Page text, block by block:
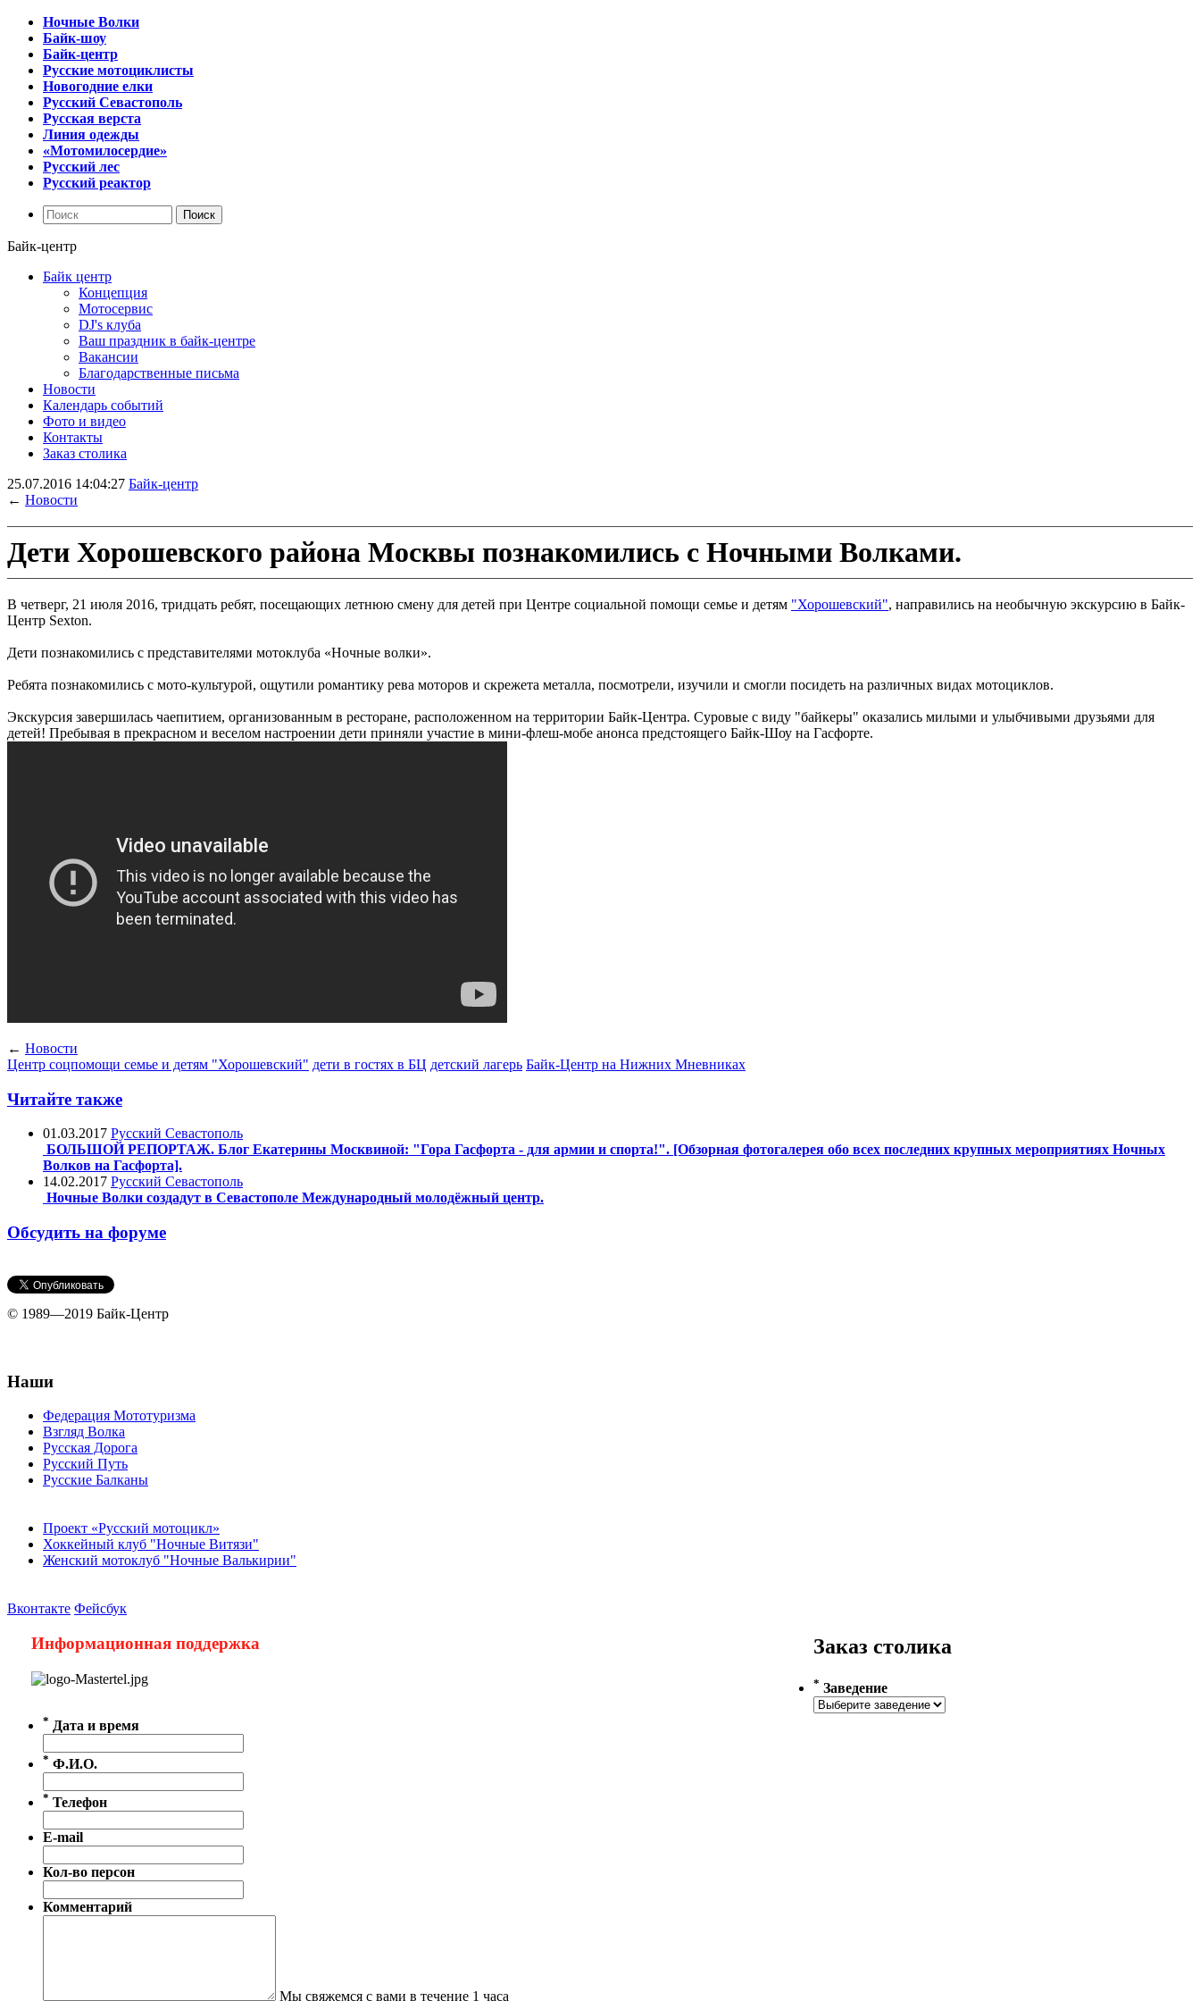
Ночные Волки
Байк-шоу
Байк-центр
Русские мотоциклисты
Новогодние елки
Русский Севастополь
Русская верста
Линия одежды
«Мотомилосердие»
Русский лес
Русский реактор
Байк-центр
Байк центр
Концепция
Мотосервис
DJ's клуба
Ваш праздник в байк-центре
Вакансии
Благодарственные письма
Новости
Календарь событий
Фото и видео
Контакты
Заказ столика
25.07.2016 14:04:27 Байк-центр
← Новости
Дети Хорошевского района Москвы познакомились с Ночными Волками.
В четверг, 21 июля 2016, тридцать ребят, посещающих летнюю смену для детей при Центре социальной помощи семье и детям "Хорошевский", направились на необычную экскурсию в Байк-
Центр Sexton.
Дети познакомились с представителями мотоклуба «Ночные волки».
Ребята познакомились с мото-культурой, ощутили романтику рева моторов и скрежета металла, посмотрели, изучили и смогли посидеть на различных видах мотоциклов.
Экскурсия завершилась чаепитием, организованным в ресторане, расположенном на территории Байк-Центра. Суровые с виду "байкеры" оказались милыми и улыбчивыми друзьями для
детей! Пребывая в прекрасном и веселом настроении дети приняли участие в мини-флеш-мобе анонса предстоящего Байк-Шоу на Гасфорте.
← Новости
Центр соцпомощи семье и детям "Хорошевский" дети в гостях в БЦ детский лагерь Байк-Центр на Нижних Мневниках
Читайте также
01.03.2017 Русский Севастополь
БОЛЬШОЙ РЕПОРТАЖ. Блог Екатерины Москвиной: "Гора Гасфорта - для армии и спорта!". [Обзорная фотогалерея обо всех последних крупных мероприятиях Ночных
Волков на Гасфорта].
14.02.2017 Русский Севастополь
Ночные Волки создадут в Севастополе Международный молодёжный центр.
Обсудить на форуме
© 1989—2019 Байк-Центр
Наши
Федерация Мототуризма
Взгляд Волка
Русская Дорога
Русский Путь
Русские Балканы
Проект «Русский мотоцикл»
Хоккейный клуб "Ночные Витязи"
Женский мотоклуб "Ночные Валькирии"
Вконтакте Фейсбук
Информационная поддержка Заказ столика
* Заведение
* Дата и время
* Ф.И.О.
* Телефон
E-mail
Кол-во персон
Комментарий
Мы свяжемся с вами в течение 1 часа